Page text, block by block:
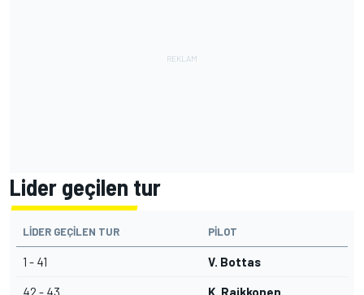
Lider geçilen tur
LIDER GEÇILEN TUR PILOT
1 - 41 V. Bottas
42 - 43 K. Raikkonen